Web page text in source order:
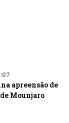
apreensão de
Mounjaro